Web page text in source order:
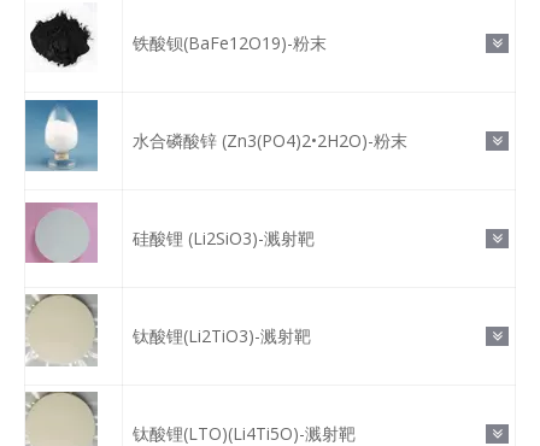
铁酸钡(BaFe12O19)-粉末
水合磷酸锌 (Zn3(PO4)2•2H2O)-粉末
硅酸锂 (Li2SiO3)-溅射靶
钛酸锂(Li2TiO3)-溅射靶
钛酸锂(LTO)(Li4Ti5O)-溅射靶